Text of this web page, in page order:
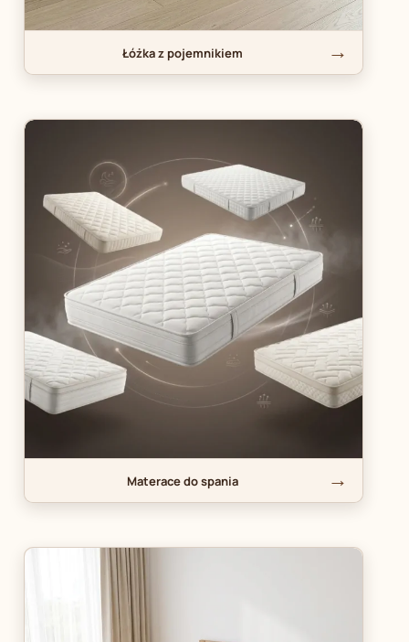
Łóżka z pojemnikiem
Materace do spania